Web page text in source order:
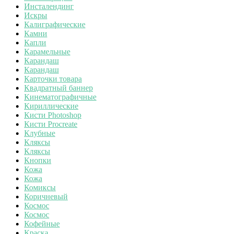
Инсталендинг
Искры
Калиграфические
Камни
Капли
Карамельные
Карандаш
Карандаш
Карточки товара
Квадратный баннер
Кинематографичные
Кириллические
Кисти Photoshop
Кисти Procreate
Клубные
Кляксы
Кляксы
Кнопки
Кожа
Кожа
Комиксы
Коричневый
Космос
Космос
Кофейные